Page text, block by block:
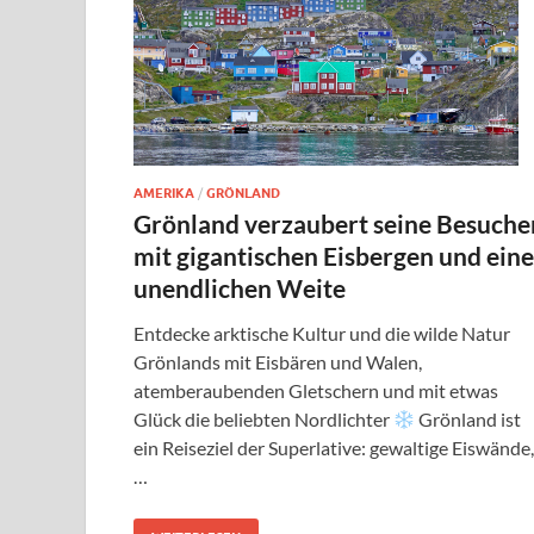
AMERIKA / GRÖNLAND
Grönland verzaubert seine
mit gigantischen Eisbergen und
unendlichen Weite
Entdecke arktische Kultur und die wilde Natur
Grönlands mit Eisbären und Walen,
atemberaubenden Gletschern und mit etwas
Glück die beliebten Nordlichter
Grönland ist
ein Reiseziel der Superlative: gewaltige Eiswände,
…